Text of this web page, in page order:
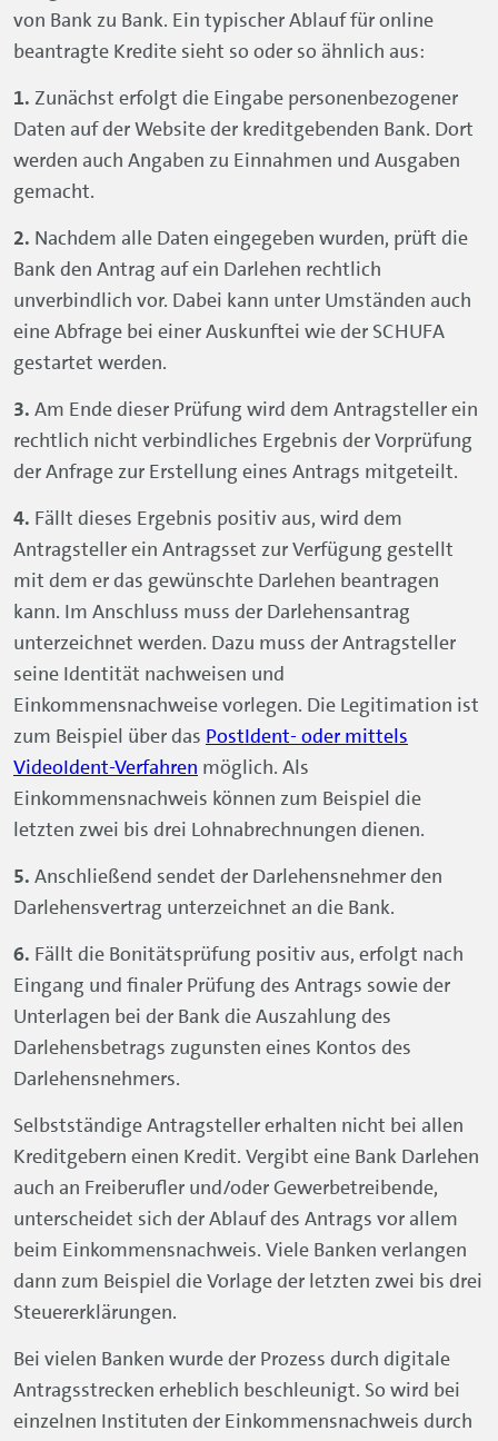
unverbindlich vor. Dabei kann unter Umständen auch
eine Abfrage bei einer Auskunftei wie der SCHUFA
Am Ende dieser Prüfung wird dem Antragsteller ein
rechtlich nicht verbindliches Ergebnis der Vorprüfung
der Anfrage zur Erstellung eines Antrags mitgeteilt.
Fällt dieses Ergebnis positiv aus, wird dem
Antragsteller ein Antragsset zur Verfügung gestellt
mit dem er das gewünschte Darlehen beantragen
kann. Im Anschluss muss der Darlehensantrag
unterzeichnet werden. Dazu muss der Antragsteller
Einkommensnachweise vorlegen. Die Legitimation ist
zum Beispiel über dasPostIdent- oder mittels
VideoIdent-Verfahrenmöglich. Als
Einkommensnachweis können zum Beispiel die
letzten zwei bis drei Lohnabrechnungen dienen.
Anschließend sendet der Darlehensnehmer den
Darlehensvertrag unterzeichnet an die Bank.
Fällt die Bonitätsprüfung positiv aus, erfolgt nach
Eingang und finaler Prüfung des Antrags sowie der
Unterlagen bei der Bank die Auszahlung des
Darlehensbetrags zugunsten eines Kontos des
Darlehensnehmers.
Selbstständige Antragsteller erhalten nicht bei allen
Kreditgebern einen Kredit. Vergibt eine Bank Darlehen
auch an Freiberufler und/oder Gewerbetreibende,
beim Einkommensnachweis. Viele Banken verlangen
dann zum Beispiel die Vorlage der letzten zwei bis drei
Steuererklärungen.
Bei vielen Banken wurde der Prozess durch digitale
einzelnen Instituten der Einkommensnachweis durch
eine Abfrage der Umsätze des Girokontos, einem
Digital Account Check, ersetzt. Dazu muss der
Darlehensnehmer der Bank allerdings den Einblick in
das Girokonto bei der Hausbank ermöglichen. Auch
ein Upload der notwendigen Dokumente (z. B.
Einkommensnachweise, Mieteinnahmen) ist bei
einigen Banken bereits möglich. Darüber hinaus
kommen digitale Signaturen immer häufiger zum
Einsatz. Diese ersetzen das handschriftliche